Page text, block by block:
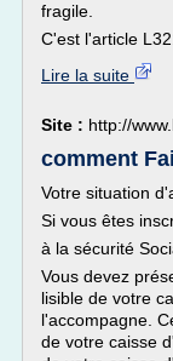
fragile.
C'est l'article
Lire la suite
Site : http://
comment
Votre situation
Si vous êtes
à la sécurité
Vous devez
lisible de votre
l'accompagne.
de votre caisse